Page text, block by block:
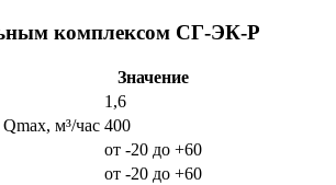
комплексом СГ-ЭК-Р
Значение
1,6
м³/час 400
от -20 до +60
от -20 до +60